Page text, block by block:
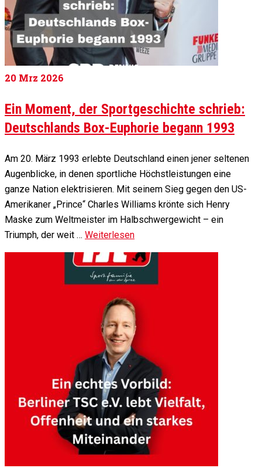
20 Mrz 2026
Ein Moment, der Sportgeschichte schrieb:
Deutschlands Box-Euphorie begann 1993
Am 20. März 1993 erlebte Deutschland einen jener seltenen
Augenblicke, in denen sportliche Höchstleistungen eine
ganze Nation elektrisieren. Mit seinem Sieg gegen den US-
Amerikaner „Prince“ Charles Williams krönte sich Henry
Maske zum Weltmeister im Halbschwergewicht – ein
Triumph, der weit … Weiterlesen